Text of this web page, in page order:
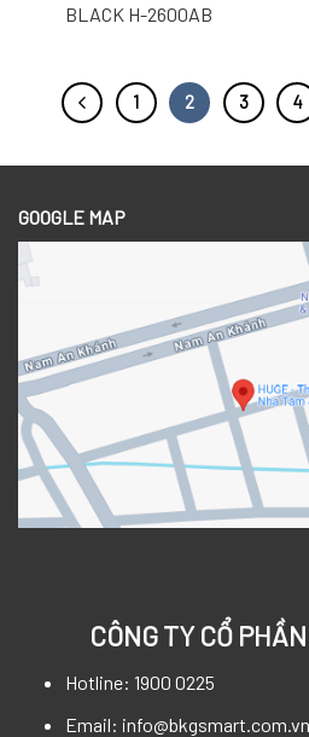
BLACK H-2600AB
1 2 3 4
CÔNG TY CỔ
Hotline: 1900 0225
Email: info@bkgsmart.com.vn
GOOGLE MAP